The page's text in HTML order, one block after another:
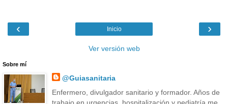
‹ ›
Inicio
Ver versión web
Sobre mí
@Guiasanitaria
Enfermero, divulgador sanitario y formador. Años de
trabajo en urgencias, hospitalización y pediatría me